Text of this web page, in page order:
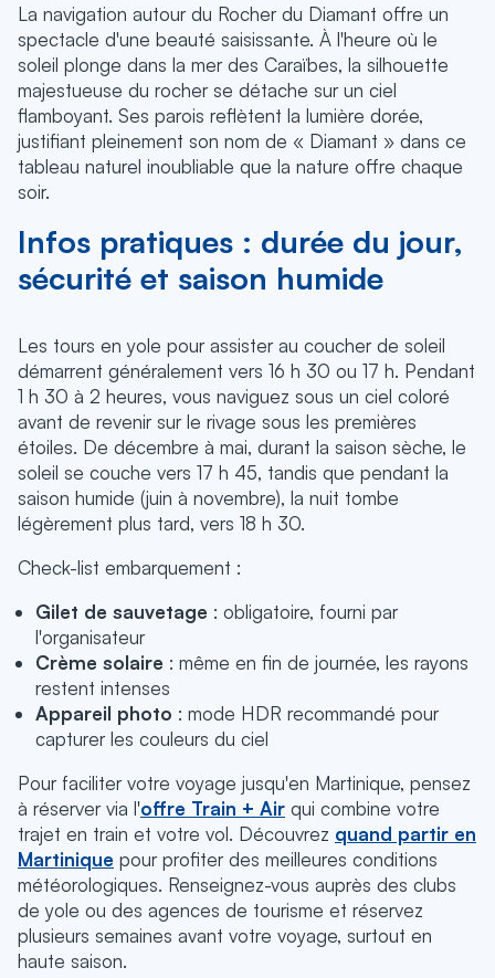
La navigation autour du Rocher du Diamant offre un
spectacle d'une beauté saisissante. À l'heure où le
soleil plonge dans la mer des Caraïbes, la silhouette
majestueuse du rocher se détache sur un ciel
flamboyant. Ses parois reflètent la lumière dorée,
justifiant pleinement son nom de « Diamant » dans ce
tableau naturel inoubliable que la nature offre chaque
soir.
Infos pratiques : durée du jour,
sécurité et saison humide
Les tours en yole pour assister au coucher de soleil
démarrent généralement vers 16 h 30 ou 17 h. Pendant
1 h 30 à 2 heures, vous naviguez sous un ciel coloré
avant de revenir sur le rivage sous les premières
étoiles. De décembre à mai, durant la saison sèche, le
soleil se couche vers 17 h 45, tandis que pendant la
saison humide (juin à novembre), la nuit tombe
légèrement plus tard, vers 18 h 30.
Check-list embarquement :
Gilet de sauvetage : obligatoire, fourni par
l'organisateur
Crème solaire : même en fin de journée, les rayons
restent intenses
Appareil photo : mode HDR recommandé pour
capturer les couleurs du ciel
Pour faciliter votre voyage jusqu'en Martinique, pensez
à réserver via l'offre Train + Air qui combine votre
trajet en train et votre vol. Découvrez quand partir en
Martinique pour profiter des meilleures conditions
météorologiques. Renseignez-vous auprès des clubs
de yole ou des agences de tourisme et réservez
plusieurs semaines avant votre voyage, surtout en
haute saison.